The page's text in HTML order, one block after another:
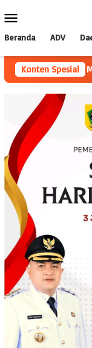
ke
Mobile
Beranda ADV
Konten Spesial
Masyarakat,